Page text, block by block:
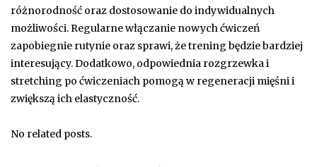
różnorodność oraz dostosowanie do indywidualnych
możliwości. Regularne włączanie nowych ćwiczeń
zapobiegnie rutynie oraz sprawi, że trening będzie bardziej
interesujący. Dodatkowo, odpowiednia rozgrzewka i
stretching po ćwiczeniach pomogą w regeneracji mięśni i
zwiększą ich elastyczność.
No related posts.